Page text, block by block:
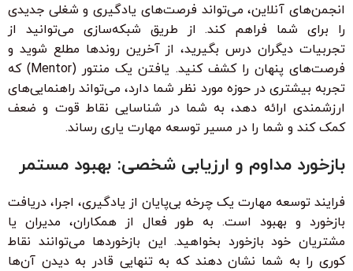
انجمن‌های آنلاین، می‌تواند فرصت‌های یادگیری و شغلی جدیدی
را برای شما فراهم کند. از طریق شبکه‌سازی می‌توانید از
تجربیات دیگران درس بگیرید، از آخرین روندها مطلع شوید و
فرصت‌های پنهان را کشف کنید. یافتن یک منتور (Mentor) که
تجربه بیشتری در حوزه مورد نظر شما دارد، می‌تواند راهنمایی‌های
ارزشمندی ارائه دهد، به شما در شناسایی نقاط قوت و ضعف
کمک کند و شما را در مسیر توسعه مهارت یاری رساند.
بازخورد مداوم و ارزیابی شخصی: بهبود مستمر
فرایند توسعه مهارت یک چرخه بی‌پایان از یادگیری، اجرا، دریافت
بازخورد و بهبود است. به طور فعال از همکاران، مدیران یا
مشتریان خود بازخورد بخواهید. این بازخوردها می‌توانند نقاط
کوری را به شما نشان دهند که به تنهایی قادر به دیدن آن‌ها